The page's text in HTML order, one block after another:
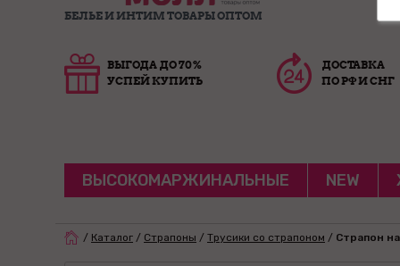
БЕЛЬЕ И ИНТИМ ТОВАРЫ ОПТОМ
ВЫГОДА ДО 70%
УСПЕЙ КУПИТЬ
ДОСТАВКА
ПО РФ И СНГ
ВЫСОКОМАРЖИНАЛЬНЫЕ NEW
/ Каталог / Страпоны / Трусики со страпоном / Страпон